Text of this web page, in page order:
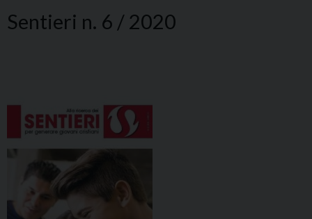
Sentieri n. 6 / 2020